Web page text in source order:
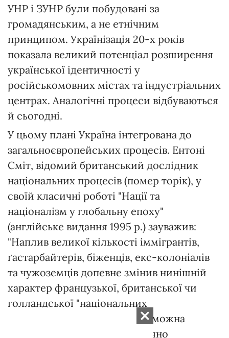
УНР і ЗУНР були побудовані за
громадянським, а не етнічним
принципом. Українізація 20-х років
показала великий потенціал розширення
української ідентичності у
російськомовних містах та індустріальних
центрах. Аналогічні процеси відбуваються
й сьогодні.
У цьому плані Україна інтегрована до
загальноєвропейських процесів. Ентоні
Сміт, відомий британський дослідник
національних процесів (помер торік), у
своїй класичні роботі "Нації та
націоналізм у глобальну епоху"
(англійське видання 1995 р.) зауважив:
"Наплив великої кількості іммігрантів,
ґастарбайтерів, біженців, екс-колоніалів
та чужоземців допевне змінив нинішній
характер французької, британської чи
голландської "національних
ідентичностей". Їх більше не можна
описувати простими, порівняно